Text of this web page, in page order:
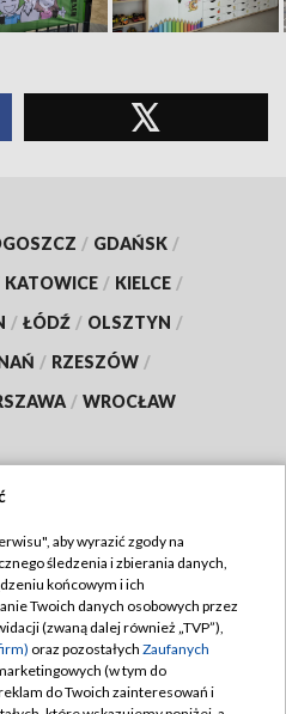
/ GDAŃSK /
KATOWICE / KIELCE /
/ ŁÓDŹ / OLSZTYN /
/ RZESZÓW /
/ WROCŁAW
TVP
TVP
prywatności
zgody
aby wyrazić zgody na
śledzenia i zbierania danych,
końcowym i ich
Twoich danych osobowych przez
(zwaną dalej również „TVP”),
oraz pozostałych Zaufanych
(w tym do
do Twoich zainteresowań i